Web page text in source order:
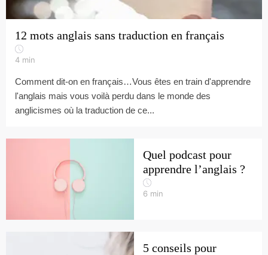
12 mots anglais sans traduction en français
4 min
Comment dit-on en français…Vous êtes en train d'apprendre
l'anglais mais vous voilà perdu dans le monde des
anglicismes où la traduction de ce...
Quel podcast pour
apprendre l’anglais ?
6 min
5 conseils pour